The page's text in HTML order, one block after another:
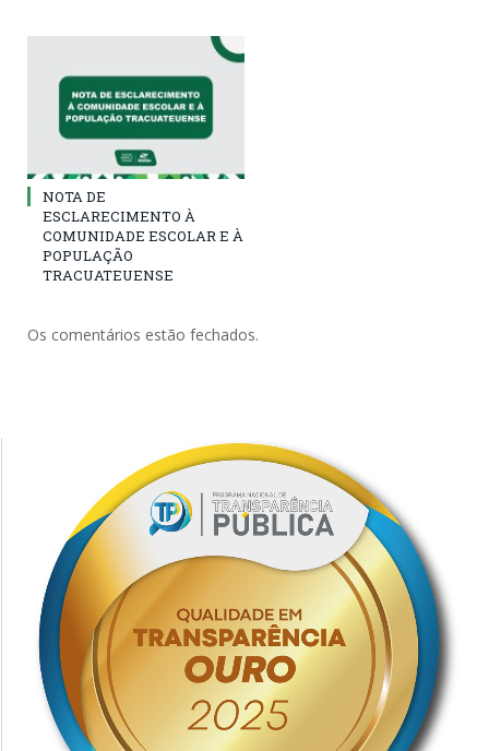
NOTA DE
ESCLARECIMENTO À
COMUNIDADE ESCOLAR E À
POPULAÇÃO
TRACUATEUENSE
Os comentários estão fechados.